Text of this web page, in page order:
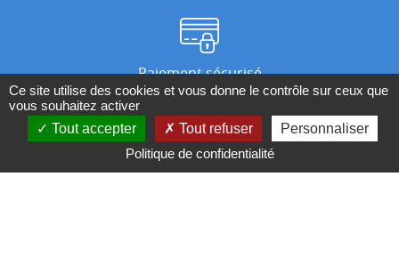
Paiement sécurisé
Nos magasins
Ce site utilise des cookies et vous donne le contrôle sur ceux que
vous souhaitez activer
Tout accepter
Tout refuser
Personnaliser
Politique de confidentialité